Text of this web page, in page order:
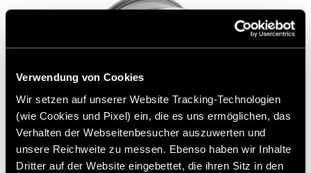
Verwendung von Cookies
Wir setzen auf unserer Website Tracking-Technologien
(wie Cookies und Pixel) ein, die es uns ermöglichen, das
Verhalten der Webseitenbesucher auszuwerten und
unsere Reichweite zu messen. Ebenso haben wir Inhalte
Dritter auf der Website eingebettet, die ihren Sitz in den